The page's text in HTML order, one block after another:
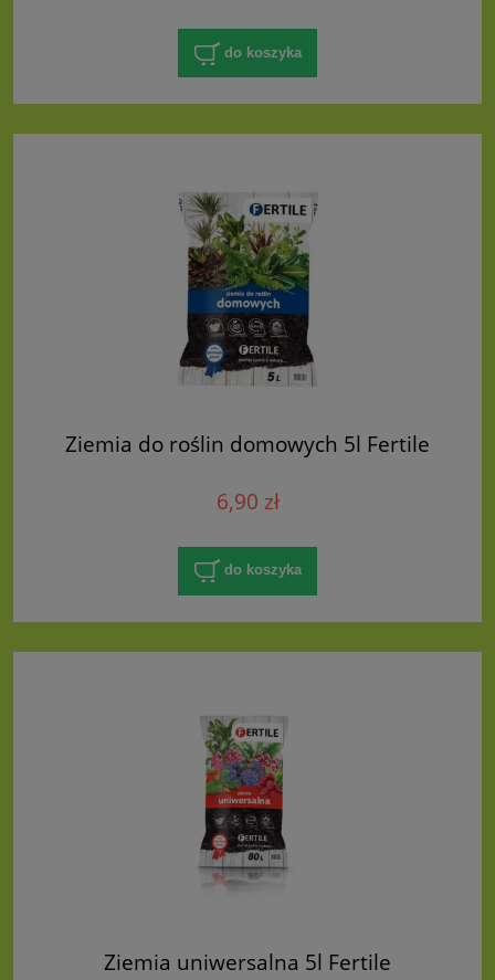
do koszyka
Ziemia do roślin domowych 5l Fertile
6,90 zł
do koszyka
Ziemia uniwersalna 5l Fertile